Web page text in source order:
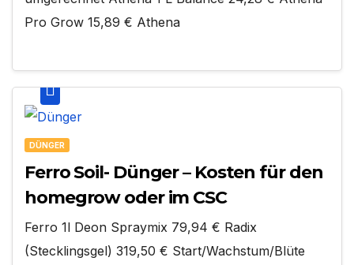
Pro Grow 15,89 € Athena
DÜNGER
Ferro Soil- Dünger – Kosten für den
homegrow oder im CSC
Ferro 1l Deon Spraymix 79,94 € Radix
(Stecklingsgel) 319,50 € Start/Wachstum/Blüte